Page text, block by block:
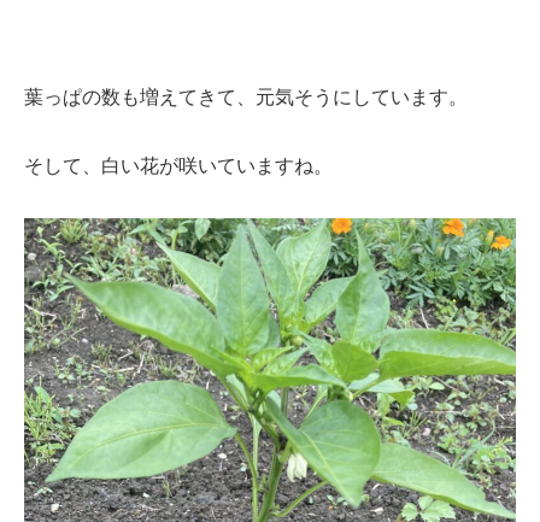
葉っぱの数も増えてきて、元気そうにしています。
そして、白い花が咲いていますね。